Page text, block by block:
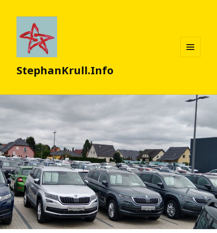
StephanKrull.Info